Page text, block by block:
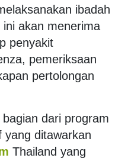
ibadah
akan menerima
penyakit
pemeriksaan
pertolongan
dari program
yang ditawarkan
Thailand yang